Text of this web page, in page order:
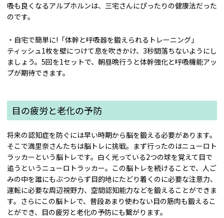
吸も良くなるアルプホルンは、三宅さんにぴったりの健康法だった
のです。
・自宅で簡単に!「体幹と呼吸器を鍛えられるトレーニング」
ティッシュ1枚を壁につけて息を吹きかけ、3秒間落ちないようにし
ましょう。5回を1セットで、朝昼晩行うと体幹強化と呼吸機能アッ
プが期待できます。
目の疲労と老化の予防
将来の認知症を防ぐには早い時期から脳を鍛える必要があります。
そこで満里奈さんたちは脳トレに挑戦。まず行ったのはニューロト
ラッカーという脳トレです。白く光っている2つの球を覚えて目で
追うというニューロトラッカー。この脳トレを続けることで、人ご
みの中を誰にもぶつからず目的地にたどり着くのに必要な注意力、
運転に必要な周辺視野力、空間認知能力などを鍛えることができま
す。さらにこの脳トレで、普段あまり使わない目の筋肉も鍛えるこ
とができ、目の疲労と老化の予防にも繋がります。